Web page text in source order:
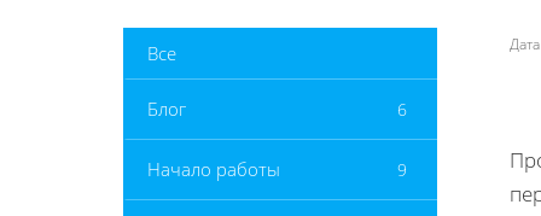
Все
Блог 6
Начало работы 9